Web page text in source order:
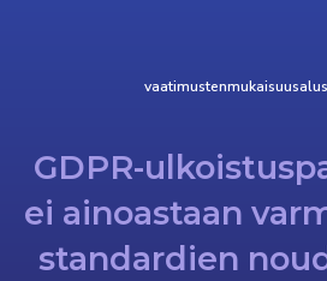
GDPR-
ei ainoastaan
standardien